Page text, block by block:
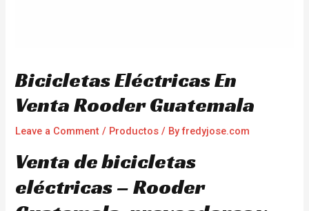
Bicicletas Eléctricas En
Venta Rooder Guatemala
Leave a Comment / Productos / Byfredyjose.com
Venta de bicicletas
eléctricas – Rooder